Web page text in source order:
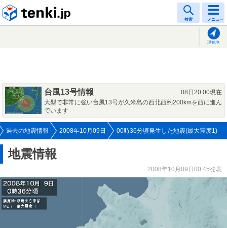
検索 メニュー
現在地
台風13号情報
08日20:00現在
大型で非常に強い台風13号が久米島の西北西約200kmを西に進ん
でいます
過去の地震情報 2008年10月09日 00時36分頃発生した地震(最大震度1)
地震情報
2008年10月09日00:45発表